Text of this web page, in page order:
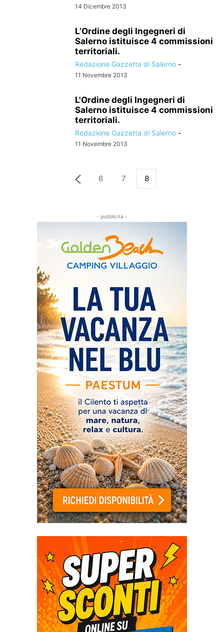
14 Dicembre 2013
L’Ordine degli Ingegneri di
Salerno istituisce 4 commissioni
territoriali.
Redazione Gazzetta di Salerno -
11 Novembre 2013
L'Ordine degli Ingegneri di
Salerno istituisce 4 commissioni
territoriali.
Redazione Gazzetta di Salerno -
11 Novembre 2013
6 7 8
- pubblicità -